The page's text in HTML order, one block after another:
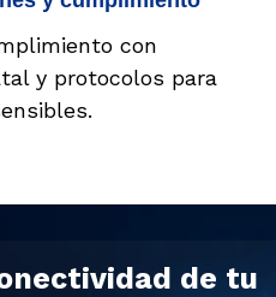
con
y protocolos para
de tu